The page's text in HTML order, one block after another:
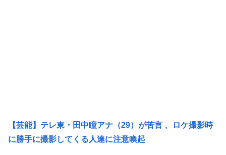
【芸能】テレ東・田中瞳アナ（29）が苦言 、ロケ撮影時
に勝手に撮影してくる人達に注意喚起